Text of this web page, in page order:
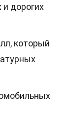
дорогих
который